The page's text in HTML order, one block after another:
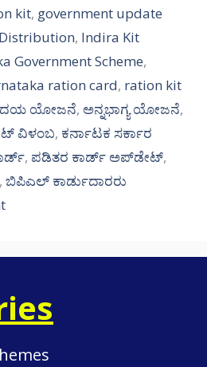
kit, government update
, Indira Kit
Government Scheme,
ration card, ration kit
ಯೋಜನೆ, ಅನ್ನಭಾಗ್ಯ ಯೋಜನೆ,
ವಿಳಂಬ, ಕರ್ನಾಟಕ ಸರ್ಕಾರ
, ಪಡಿತರ ಕಾರ್ಡ್ ಅಪ್‌ಡೇಟ್,
, ಬಿಪಿಎಲ್ ಕಾರ್ಡುದಾರರು